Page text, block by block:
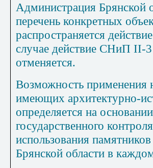
Администрация Брянской
перечень конкретных
распространяется
случае действие СНиП II-
отменяется.
Возможность применения
имеющих архитектурно-
определяется на
государственного
использования
Брянской области в